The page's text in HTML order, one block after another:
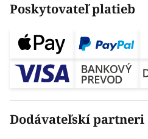
Poskytovateľ platieb
Dodávateľskí partneri